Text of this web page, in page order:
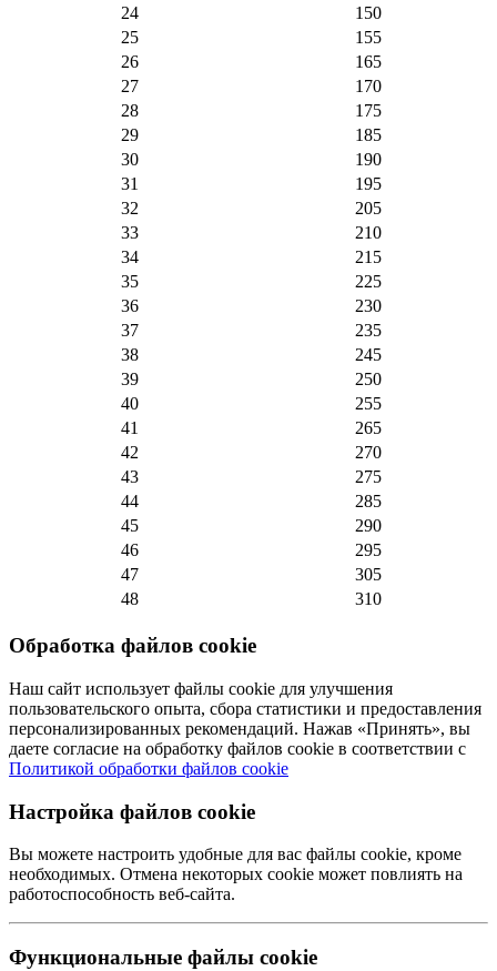
24
150
25
155
26
165
27
170
28
175
29
185
30
190
31
195
32
205
33
210
34
215
35
225
36
230
37
235
38
245
39
250
40
255
41
265
42
270
43
275
44
285
45
290
46
295
47
305
48
310
Обработка файлов cookie
Наш сайт использует файлы cookie для улучшения
пользовательского опыта, сбора статистики и предоставления
персонализированных рекомендаций. Нажав «Принять», вы
даете согласие на обработку файлов cookie в соответствии с
Политикой обработки файлов cookie
Настройка файлов cookie
Вы можете настроить удобные для вас файлы cookie, кроме
необходимых. Отмена некоторых cookie может повлиять на
работоспособность веб-сайта.
Функциональные файлы cookie